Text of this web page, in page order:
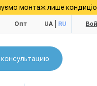
монтаж лише
Опт UA RU